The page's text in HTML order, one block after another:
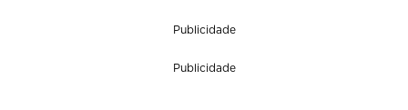
Publicidade
Publicidade